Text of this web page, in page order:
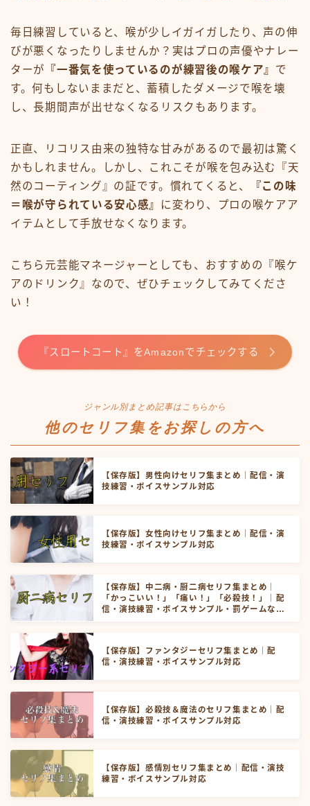
毎日練習していると、喉が少しイガイガしたり、声の伸
びが悪くなったりしませんか？実はプロの声優やナレー
ターが
『一番気を使っているのが練習後の喉ケア』 で
す。何もしないままだと、蓄積したダメージで喉を壊
し、長期間声が出せなくなるリスクもあります。
正直、リコリス由来の独特な甘みがあるので最初は驚く
かもしれません。しかし、これこそが喉を包み込む『天
然のコーティング』の証です。慣れてくると、
『この味
＝喉が守られている安心感』
に変わり、プロの喉ケアア
イテムとして手放せなくなります。
こちら元芸能マネージャーとしても、おすすめの『喉ケ
アのドリンク』なので、ぜひチェックしてみてくださ
い！
『スロートコート』をAmazonでチェックする
ジャンル別まとめ記事はこちらから
他のセリフ集をお探しの方へ
【保存版】男性向けセリフ集まとめ｜配信・演
技練習・ボイスサンプル対応
【保存版】女性向けセリフ集まとめ｜配信・演
技練習・ボイスサンプル対応
【保存版】中二病・厨二病セリフ集まとめ｜
「かっこいい！」「痛い！」「必殺技！」｜配
信・演技練習・ボイスサンプル・罰ゲームなど
【保存版】ファンタジーセリフ集まとめ｜配
信・演技練習・ボイスサンプル対応
【保存版】必殺技＆魔法のセリフ集まとめ｜配
信・演技練習・ボイスサンプル対応
【保存版】感情別セリフ集まとめ｜配信・演技
練習・ボイスサンプル対応
人気記事ランキングはこちらから！